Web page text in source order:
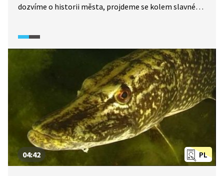
dozvíme o historii města, projdeme se kolem slavné
PL
04:42